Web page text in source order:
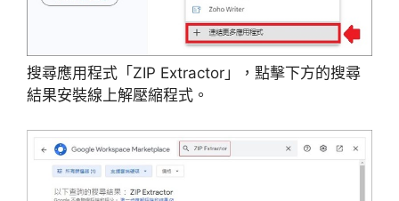
搜尋應用程式「ZIP Extractor」，點擊下方的搜尋
結果安裝線上解壓縮程式。